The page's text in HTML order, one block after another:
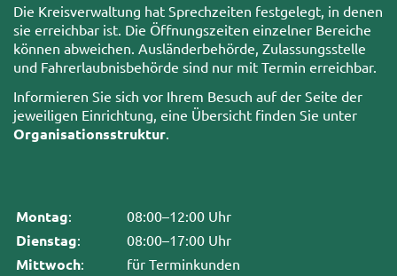
Die Kreisverwaltung hat Sprechzeiten festgelegt, in denen
sie erreichbar ist. Die Öffnungszeiten einzelner Bereiche
können abweichen. Ausländerbehörde, Zulassungsstelle
und Fahrerlaubnisbehörde sind nur mit Termin erreichbar.
Informieren Sie sich vor Ihrem Besuch auf der Seite der
jeweiligen Einrichtung, eine Übersicht finden Sie unter
Organisationsstruktur
Montag: 08:00–12:00 Uhr
Dienstag: 08:00–17:00 Uhr
Mittwoch: für Terminkunden